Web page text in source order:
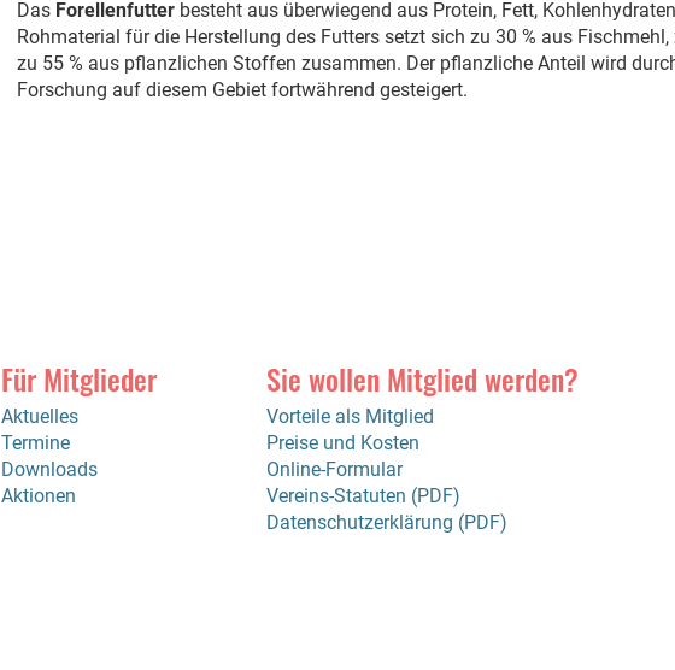
Das Forellenfutter besteht aus überwiegend aus Protein, Fett,
Rohmaterial für die Herstellung des Futters setzt sich zu 30 % aus
zu 55 % aus pflanzlichen Stoffen zusammen. Der pflanzliche Anteil wird
Forschung auf diesem Gebiet fortwährend gesteigert.
Für Mitglieder
Aktuelles
Termine
Downloads
Aktionen
Sie wollen Mitglied werden?
Vorteile als Mitglied
Preise und Kosten
Online-Formular
Vereins-Statuten (PDF)
Datenschutzerklärung (PDF)